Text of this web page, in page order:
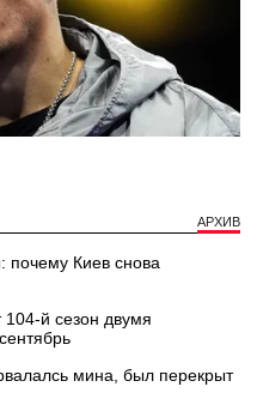
АРХИВ
почему Киев снова
104-й сезон двумя
мина, был перекрыт